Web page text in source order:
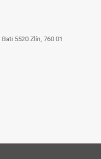
5520 Zlín, 760 01